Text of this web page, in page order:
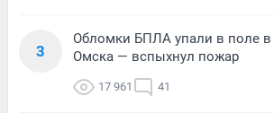
3
Обломки БПЛА упали в поле в
Омска — вспыхнул пожар
17 961 41